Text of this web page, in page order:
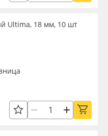
Ultima, 18 мм, 10 шт